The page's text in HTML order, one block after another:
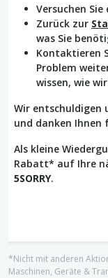
Versuchen
Zurück zur
was Sie
Kontaktieren
Problem
wissen, wie
Wir entschuldigen
und danken Ihnen
Als kleine
Rabatt* auf Ihre
5SORRY.
*Nicht mit anderen
Maschinen, Geräte &